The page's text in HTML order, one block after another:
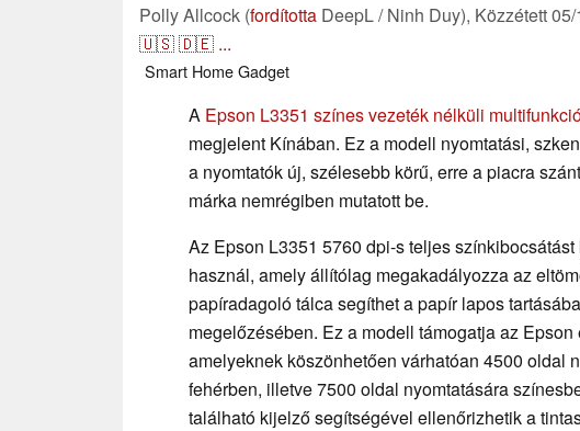
Polly Allcock (fordította DeepL / Ninh Duy), Közzétett
🇺🇸🇩🇪 ...
Smart HomeGadget
A Epson L3351 színes vezeték nélküli
megjelent Kínában. Ez a modell nyomtatási,
a nyomtatók új, szélesebb körű, erre a piacra
márka nemrégiben mutatott be.
Az Epson L3351 5760 dpi-s teljes
használ, amely állítólag megakadályozza az
papíradagoló tálca segíthet a papír lapos
megelőzésében. Ez a modell támogatja az
amelyeknek köszönhetően várhatóan 4500 oldal
fehérben, illetve 7500 oldal nyomtatására
található kijelző segítségével ellenőrizhetik a